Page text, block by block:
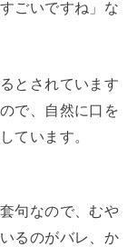
ごいですね」な
とされています
で、自然に口を
ています。
句なので、むや
るのがバレ、か